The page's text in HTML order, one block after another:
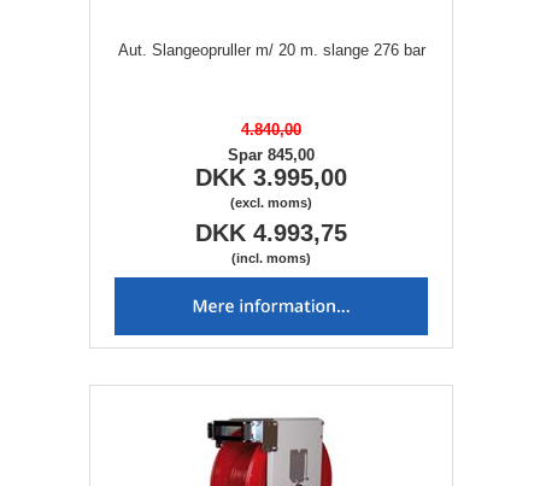
Aut. Slangeopruller m/ 20 m. slange 276 bar
4.840,00
Spar 845,00
DKK 3.995,00
(excl. moms)
DKK 4.993,75
(incl. moms)